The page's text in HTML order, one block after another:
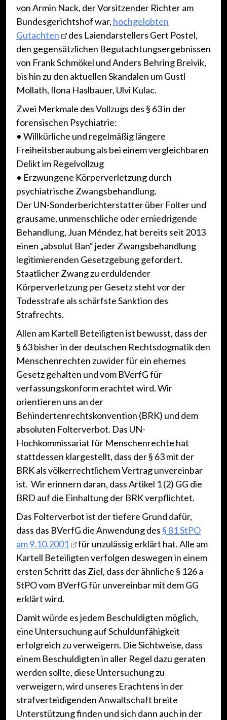
von Armin Nack, der Vorsitzender Richter am
Bundesgerichtshof war, hochgelobten
Gutachten
des Laiendarstellers Gert Postel,
den gegensätzlichen Begutachtungsergebnissen
von Frank Schmökel und Anders Behring Breivik,
bis hin zu den aktuellen Skandalen um Gustl
Mollath, Ilona Haslbauer, Ulvi Kulac.
Zwei Merkmale des Vollzugs des § 63 in der
forensischen Psychiatrie:
• Willkürliche und regelmäßig längere
Freiheitsberaubung als bei einem vergleichbaren
Delikt im Regelvollzug
• Erzwungene Körperverletzung durch
psychiatrische Zwangsbehandlung.
Der UN-Sonderberichterstatter über Folter und
grausame, unmenschliche oder erniedrigende
Behandlung, Juan Méndez, hat bereits seit 2013
einen „absolut Ban“ jeder Zwangsbehandlung
legitimierenden Gesetzgebung gefordert.
Staatlicher Zwang zu erduldender
Körperverletzung per Gesetz steht vor der
Todesstrafe als schärfste Sanktion des
Strafrechts.
Allen am Kartell Beteiligten ist bewusst, dass der
§ 63 bisher in der deutschen Rechtsdogmatik den
Menschenrechten zuwider für ein ehernes
Gesetz gehalten und vom BVerfG für
verfassungskonform erachtet wird. Wir
orientieren uns an der
Behindertenrechtskonvention (BRK) und dem
absoluten Folterverbot. Das UN-
Hochkommissariat für Menschenrechte hat
stattdessen klargestellt, dass der § 63 mit der
BRK als völkerrechtlichem Vertrag unvereinbar
ist. Wir erinnern daran, dass Artikel 1 (2) GG die
BRD auf die Einhaltung der BRK verpflichtet.
Das Folterverbot ist der tiefere Grund dafür,
dass das BVerfG die Anwendung des § 81 StPO
am 9.10.2001
für unzulässig erklärt hat. Alle am
Kartell Beteiligten verfolgen deswegen in einem
ersten Schritt das Ziel, dass der ähnliche § 126 a
StPO vom BVerfG für unvereinbar mit dem GG
erklärt wird.
Damit würde es jedem Beschuldigten möglich,
eine Untersuchung auf Schuldunfähigkeit
erfolgreich zu verweigern. Die Sichtweise, dass
einem Beschuldigten in aller Regel dazu geraten
werden sollte, diese Untersuchung zu
verweigern, wird unseres Erachtens in der
strafverteidigenden Anwaltschaft breite
Unterstützung finden und sich dann auch in der